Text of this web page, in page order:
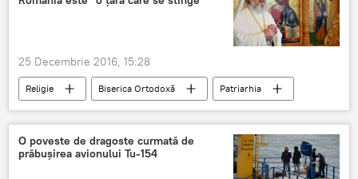
25 Decembrie 2016, 15:28
Religie Biserica Ortodoxă
Patriarhia
Crăciun
O poveste de dragoste curmată de
prăbușirea avionului Tu-154